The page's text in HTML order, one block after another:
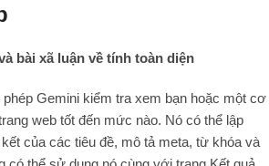
bài xã luận về tính toàn diện
Gemini kiểm tra xem bạn hoặc một cơ
web tốt đến mức nào. Nó có thể lập
của các tiêu đề, mô tả meta, từ khóa và